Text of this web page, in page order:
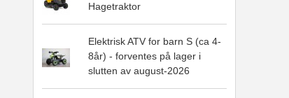
Hagetraktor
Elektrisk ATV for barn S (ca 4-
8år) - forventes på lager i
slutten av august-2026